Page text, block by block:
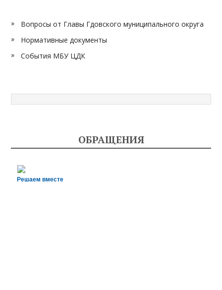
Вопросы от Главы Гдовского муниципального округа
Нормативные документы
События МБУ ЦДК
ОБРАЩЕНИЯ
Решаем вместе